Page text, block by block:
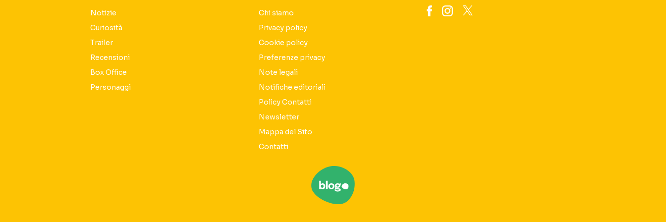
Notizie
Curiosità
Trailer
Recensioni
Box Office
Personaggi
Chi siamo
Privacy policy
Cookie policy
Preferenze privacy
Note legali
Notifiche editoriali
Policy Contatti
Newsletter
Mappa del Sito
Contatti